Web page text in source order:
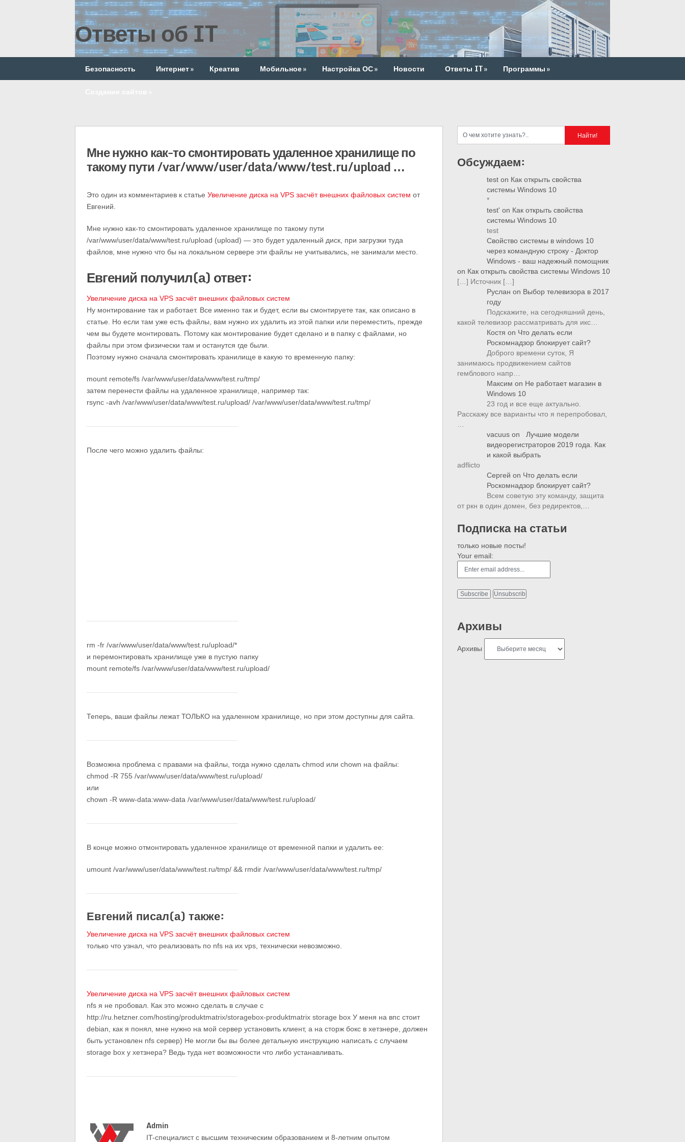
Ответы об IT
Безопасность Интернет» Креатив Мобильное» Настройка ОС» Новости Ответы IT» Программы»
Мне нужно как-то смонтировать удаленное хранилище по
такому пути /var/www/user/data/www/test.ru/upload …
Это один из комментариев к статье Увеличение диска на VPS засчёт внешних файловых систем от
Евгений.
Мне нужно как-то смонтировать удаленное хранилище по такому пути
/var/www/user/data/www/test.ru/upload (upload) — это будет удаленный диск, при загрузки туда
файлов, мне нужно что бы на локальном сервере эти файлы не учитывались, не занимали место.
Евгений получил(а) ответ:
Увеличение диска на VPS засчёт внешних файловых систем
Ну монтирование так и работает. Все именно так и будет, если вы смонтируете так, как описано в
статье. Но если там уже есть файлы, вам нужно их удалить из этой папки или переместить, прежде
чем вы будете монтировать. Потому как монтирование будет сделано и в папку с файлами, но
файлы при этом физически там и останутся где были.
Поэтому нужно сначала смонтировать хранилище в какую то временную папку:
mount remote/fs /var/www/user/data/www/test.ru/tmp/
затем перенести файлы на удаленное хранилище, например так:
rsync -avh /var/www/user/data/www/test.ru/upload/ /var/www/user/data/www/test.ru/tmp/
После чего можно удалить файлы:
rm -fr /var/www/user/data/www/test.ru/upload/*
и перемонтировать хранилище уже в пустую папку
mount remote/fs /var/www/user/data/www/test.ru/upload/
Теперь, ваши файлы лежат ТОЛЬКО на удаленном хранилище, но при этом доступны для сайта.
Возможна проблема с правами на файлы, тогда нужно сделать chmod или chown на файлы:
chmod -R 755 /var/www/user/data/www/test.ru/upload/
или
chown -R www-data:www-data /var/www/user/data/www/test.ru/upload/
В конце можно отмонтировать удаленное хранилище от временной папки и удалить ее:
umount /var/www/user/data/www/test.ru/tmp/ && rmdir /var/www/user/data/www/test.ru/tmp/
Евгений писал(а) также:
Увеличение диска на VPS засчёт внешних файловых систем
только что узнал, что реализовать по nfs на их vps, технически невозможно.
Увеличение диска на VPS засчёт внешних файловых систем
nfs я не пробовал. Как это можно сделать в случае с
http://ru.hetzner.com/hosting/produktmatrix/storagebox-produktmatrix storage box У меня на впс стоит
debian, как я понял, мне нужно на мой сервер установить клиент, а на сторж бокс в хетзнере, должен
быть установлен nfs сервер) Не могли бы вы более детальную инструкцию написать с случаем
storage box у хетзнера? Ведь туда нет возможности что либо устанавливать.
Admin
IT-cпециалист с высшим техническим образованием и 8-летним опытом
Обсуждаем:
test on Как открыть свойства
системы Windows 10
*
test' on Как открыть свойства
системы Windows 10
test
Свойство системы в windows 10
через командную строку - Доктор
Windows - ваш надежный помощник
on Как открыть свойства системы Windows 10
[…] Источник […]
Руслан on Выбор телевизора в 2017
году
Подскажите, на сегодняшний день,
какой телевизор рассматривать для икс…
Костя on Что делать если
Роскомнадзор блокирует сайт?
Доброго времени суток, Я
занимаюсь продвижением сайтов
гемблового напр…
Максим on Не работает магазин в
Windows 10
23 год и все еще актуально.
Расскажу все варианты что я перепробовал,
vacuus on
Лучшие модели
видеорегистраторов 2019 года. Как
и какой выбрать
adflicto
Сергей on Что делать если
Роскомнадзор блокирует сайт?
Всем советую эту команду, защита
от ркн в один домен, без редиректов,…
Подписка на статьи
только новые посты!
Your email:
Архивы
Архивы